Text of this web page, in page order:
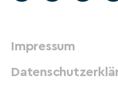
Impressum